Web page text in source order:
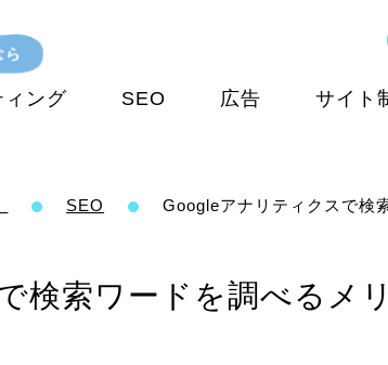
ィング SEO 広告 サイト
SEO Googleアナリティクスで検
検索ワードを調べるメ